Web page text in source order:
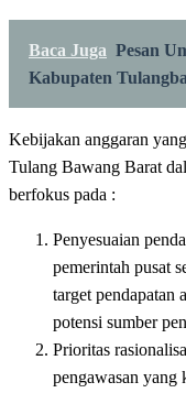
Baca Juga Pesan
Kabupaten
Kebijakan anggaran
Tulang Bawang Barat
berfokus pada :
Penyesuaian
pemerintah pusat
target pendapatan
potensi sumber
Prioritas
pengawasan yang